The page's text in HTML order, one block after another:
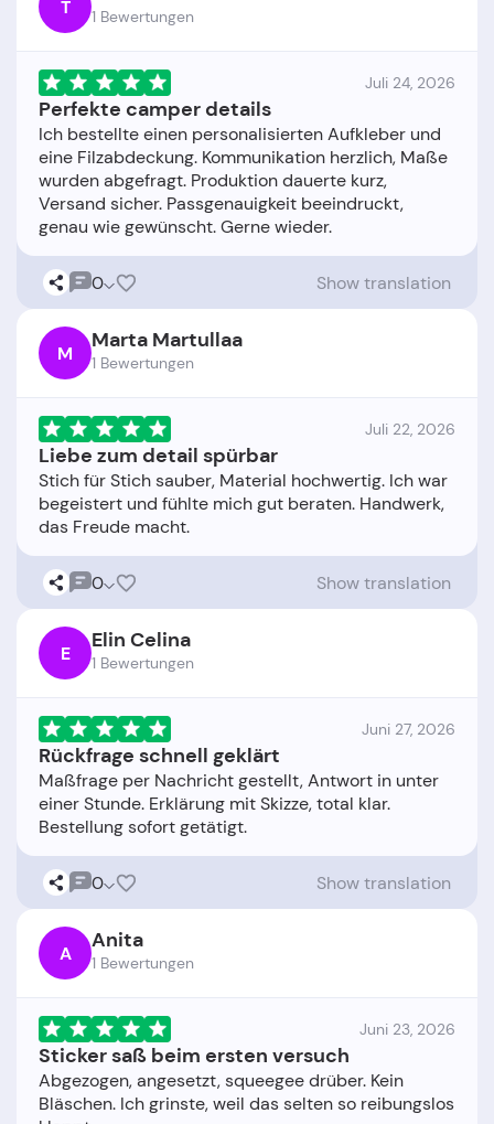
T 1 Bewertungen
Juli 24, 2026
Perfekte camper details
Ich bestellte einen personalisierten Aufkleber und
eine Filzabdeckung. Kommunikation herzlich, Maße
wurden abgefragt. Produktion dauerte kurz,
Versand sicher. Passgenauigkeit beeindruckt,
0 Show translation
M Marta Martullaa
1 Bewertungen
Juli 22, 2026
Liebe zum detail spürbar
Stich für Stich sauber, Material hochwertig. Ich war
begeistert und fühlte mich gut beraten. Handwerk,
0 Show translation
E Elin Celina
1 Bewertungen
Juni 27, 2026
Rückfrage schnell geklärt
Maßfrage per Nachricht gestellt, Antwort in unter
einer Stunde. Erklärung mit Skizze, total klar.
0 Show translation
A Anita
1 Bewertungen
Juni 23, 2026
Sticker saß beim ersten versuch
Abgezogen, angesetzt, squeegee drüber. Kein
Bläschen. Ich grinste, weil das selten so reibungslos